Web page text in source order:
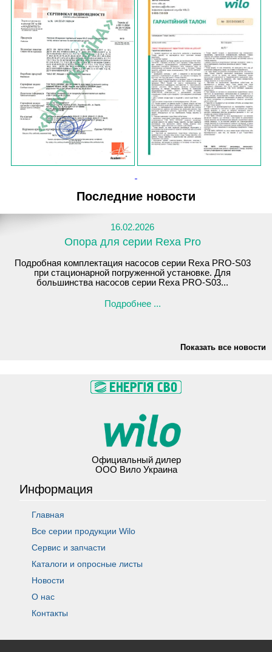
Последние новости
16.02.2026
Опора для серии Rexa Pro
Подробная комплектация насосов серии Rexa PRO-S03
при стационарной погруженной установке. Для
большинства насосов серии Rexa PRO-S03...
Подробнее ...
Показать все новости
Официальный дилер
ООО Вило Украина
Информация
Главная
Все серии продукции Wilo
Сервис и запчасти
Каталоги и опросные листы
Новости
О нас
Контакты